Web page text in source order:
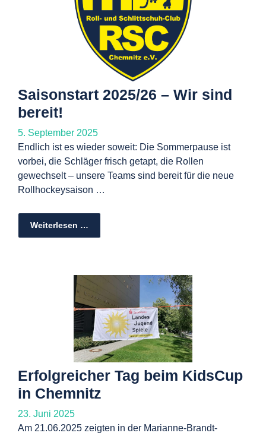
Saisonstart 2025/26 – Wir sind
bereit!
5. September 2025
Endlich ist es wieder soweit: Die Sommerpause ist
vorbei, die Schläger frisch getapt, die Rollen
gewechselt – unsere Teams sind bereit für die neue
Rollhockeysaison …
Weiterlesen …
Erfolgreicher Tag beim KidsCup
in Chemnitz
23. Juni 2025
Am 21.06.2025 zeigten in der Marianne-Brandt-